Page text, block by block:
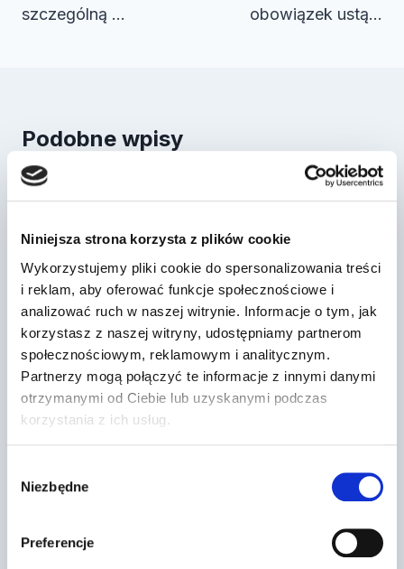
Niniejsza strona korzysta z plików cookie
Wykorzystujemy pliki cookie do spersonalizowania treści
i reklam, aby oferować funkcje społecznościowe i
analizować ruch w naszej witrynie. Informacje o tym, jak
korzystasz z naszej witryny, udostępniamy partnerom
społecznościowym, reklamowym i analitycznym.
Partnerzy mogą połączyć te informacje z innymi danymi
otrzymanymi od Ciebie lub uzyskanymi podczas
korzystania z ich usług.
zgody
Niezbędne
Preferencje
szczególną …
obowiązek ustą…
Podobne wpisy
sytuacji masz obowiązek
Przez